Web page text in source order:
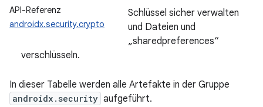
API-Referenz
androidx.security.crypto
Schlüssel sicher verwalten
und Dateien und
„sharedpreferences“
verschlüsseln.
In dieser Tabelle werden alle Artefakte in der Gruppe
androidx.security aufgeführt.